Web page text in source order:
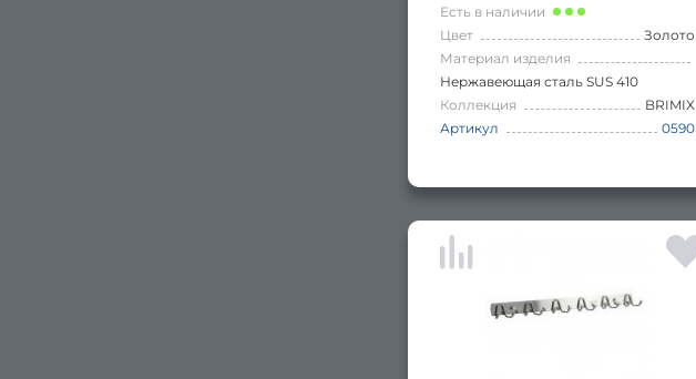
Есть в наличии
Цвет
Золото
Материал изделия
Нержавеющая сталь SUS 410
Коллекция
BRIMIX
Артикул
0590